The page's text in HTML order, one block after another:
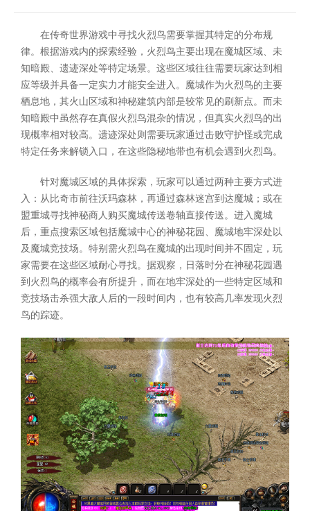
在传奇世界游戏中寻找火烈鸟需要掌握其特定的分布规
律。根据游戏内的探索经验，火烈鸟主要出现在魔城区域、未
知暗殿、遗迹深处等特定场景。这些区域往往需要玩家达到相
应等级并具备一定实力才能安全进入。魔城作为火烈鸟的主要
栖息地，其火山区域和神秘建筑内部是较常见的刷新点。而未
知暗殿中虽然存在真假火烈鸟混杂的情况，但真实火烈鸟的出
现概率相对较高。遗迹深处则需要玩家通过击败守护怪或完成
特定任务来解锁入口，在这些隐秘地带也有机会遇到火烈鸟。
针对魔城区域的具体探索，玩家可以通过两种主要方式进
入：从比奇市前往沃玛森林，再通过森林迷宫到达魔城；或在
盟重城寻找神秘商人购买魔城传送卷轴直接传送。进入魔城
后，重点搜索区域包括魔城中心的神秘花园、魔城地牢深处以
及魔城竞技场。特别需火烈鸟在魔城的出现时间并不固定，玩
家需要在这些区域耐心寻找。据观察，日落时分在神秘花园遇
到火烈鸟的概率会有所提升，而在地牢深处的一些特定区域和
竞技场击杀强大敌人后的一段时间内，也有较高几率发现火烈
鸟的踪迹。